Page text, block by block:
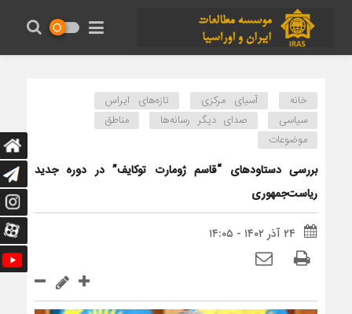
خانه آسیای مرکزی
تازه‌های ایراس
سیاسی
صدای دیگر رسانه‌ها
مناطق
موضوعات
بررسی دستاودهای “قاسم ژومارت توکایف” در دوره جدید
ریاست‌جمهوری
۲۴ آذر ۱۴۰۲ - ۱۴:۰۵